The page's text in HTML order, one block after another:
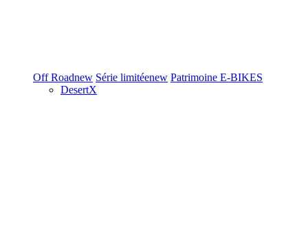
Off Roadnew Série limitéenew Patrimoine E-BIKES
DesertX